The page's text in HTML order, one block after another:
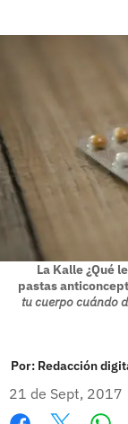
La Kalle ¿Qué
pastas
tu cuerpo cuándo
Por: Redacción
21 de Sept, 2017